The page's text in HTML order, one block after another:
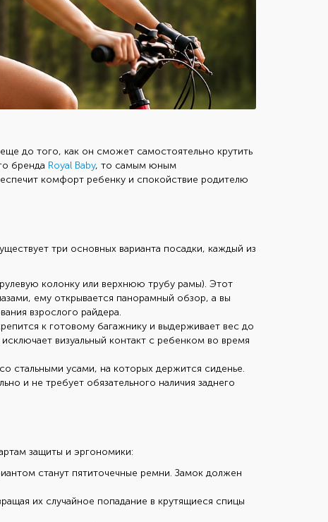
до того, как он сможет самостоятельно крутить
бренда Royal Baby, то самым юным
комфорт ребенку и спокойствие родителю
три основных варианта посадки, каждый из
колонку или верхнюю трубу рамы). Этот
ему открывается панорамный обзор, а вы
взрослого райдера.
к готовому багажнику и выдерживает вес до
визуальный контакт с ребенком во время
стальными усами, на которых держится сиденье.
и не требует обязательного наличия заднего
защиты и эргономики:
станут пятиточечные ремни. Замок должен
их случайное попадание в крутящиеся спицы